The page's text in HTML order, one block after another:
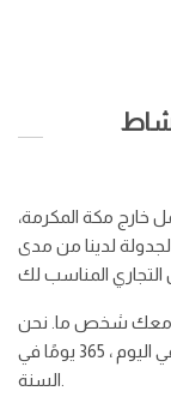
خارج مكة المكرمة،
لدينا من مدى
معك شخص ما. نحن
على استعداد للمساعدة على مدار 24 ساعة في اليوم ، 365 يومًا في